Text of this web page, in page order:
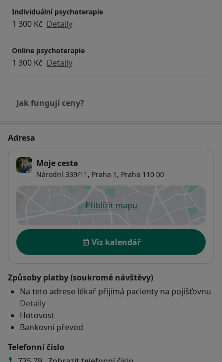
Individuální psychoterapie
1 300 Kč Detaily
Online psychoterapie
1 300 Kč Detaily
Jak fungují ceny?
Adresa
Moje cesta
Národní 339/11, Praha 1 , Praha 110 00
Přiblížit mapuse otevře v nové záložce
Dostupnost
Viz kalendář
Způsoby platby (soukromé návštěvy)
Na teto adrese lékař přijímá pacienty na pojišťovnu
Detaily
Hotovost
Bankovní převod
Telefonní číslo